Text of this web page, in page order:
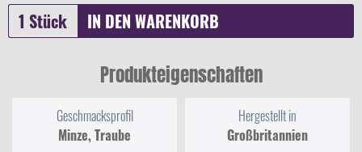
IN DEN WARENKORB
Produkteigenschaften
Geschmacksprofil
Minze, Traube
Hergestellt in
Großbritannien